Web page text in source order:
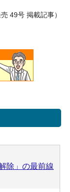
49号 掲載記事）
除」の最前線